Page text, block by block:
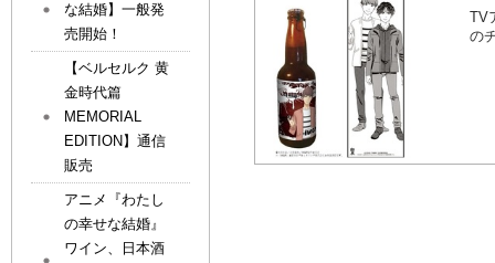
の
な結婚】一般発
売開始！
【ベルセルク 黄
金時代篇
MEMORIAL
EDITION】通信
販売
アニメ『わたし
の幸せな結婚』
ワイン、日本酒